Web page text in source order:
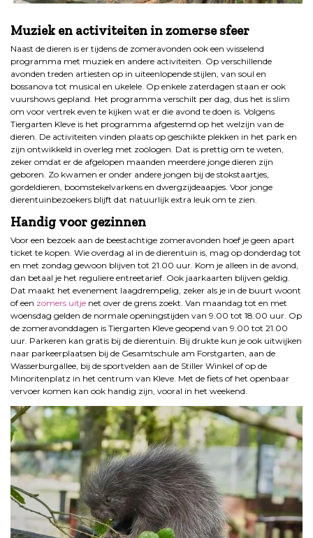
Muziek en activiteiten in zomerse sfeer
Naast de dieren is er tijdens de zomeravonden ook een wisselend
programma met muziek en andere activiteiten. Op verschillende
avonden treden artiesten op in uiteenlopende stijlen, van soul en
bossanova tot musical en ukelele. Op enkele zaterdagen staan er ook
vuurshows gepland. Het programma verschilt per dag, dus het is slim
om voor vertrek even te kijken wat er die avond te doen is. Volgens
Tiergarten Kleve is het programma afgestemd op het welzijn van de
dieren. De activiteiten vinden plaats op geschikte plekken in het park en
zijn ontwikkeld in overleg met zoölogen. Dat is prettig om te weten,
zeker omdat er de afgelopen maanden meerdere jonge dieren zijn
geboren. Zo kwamen er onder andere jongen bij de stokstaartjes,
gordeldieren, boomstekelvarkens en dwergzijdeaapjes. Voor jonge
dierentuinbezoekers blijft dat natuurlijk extra leuk om te zien.
Handig voor gezinnen
Voor een bezoek aan de beestachtige zomeravonden hoef je geen apart
ticket te kopen. Wie overdag al in de dierentuin is, mag op donderdag tot
en met zondag gewoon blijven tot 21.00 uur. Kom je alleen in de avond,
dan betaal je het reguliere entreetarief. Ook jaarkaarten blijven geldig.
Dat maakt het evenement laagdrempelig, zeker als je in de buurt woont
of een zomers uitje net over de grens zoekt. Van maandag tot en met
woensdag gelden de normale openingstijden van 9.00 tot 18.00 uur. Op
de zomeravonddagen is Tiergarten Kleve geopend van 9.00 tot 21.00
uur. Parkeren kan gratis bij de dierentuin. Bij drukte kun je ook uitwijken
naar parkeerplaatsen bij de Gesamtschule am Forstgarten, aan de
Wasserburgallee, bij de sportvelden aan de Stiller Winkel of op de
Minoritenplatz in het centrum van Kleve. Met de fiets of het openbaar
vervoer komen kan ook handig zijn, vooral in het weekend.